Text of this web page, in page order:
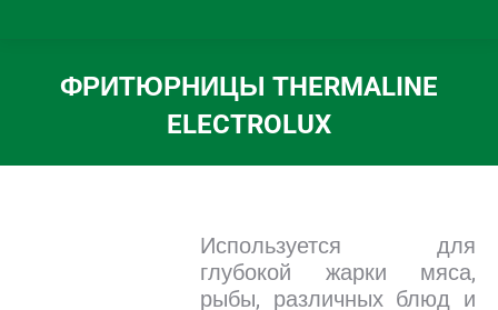
ФРИТЮРНИЦЫ THERMALINE
ELECTROLUX
Вы здесь:
Используется для
глубокой жарки мяса,
рыбы, различных блюд и